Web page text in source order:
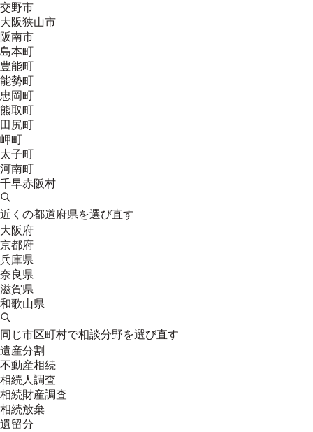
交野市
大阪狭山市
阪南市
島本町
豊能町
能勢町
忠岡町
熊取町
田尻町
岬町
太子町
河南町
千早赤阪村
近くの都道府県を選び直す
大阪府
京都府
兵庫県
奈良県
滋賀県
和歌山県
同じ市区町村で相談分野を選び直す
遺産分割
不動産相続
相続人調査
相続財産調査
相続放棄
遺留分